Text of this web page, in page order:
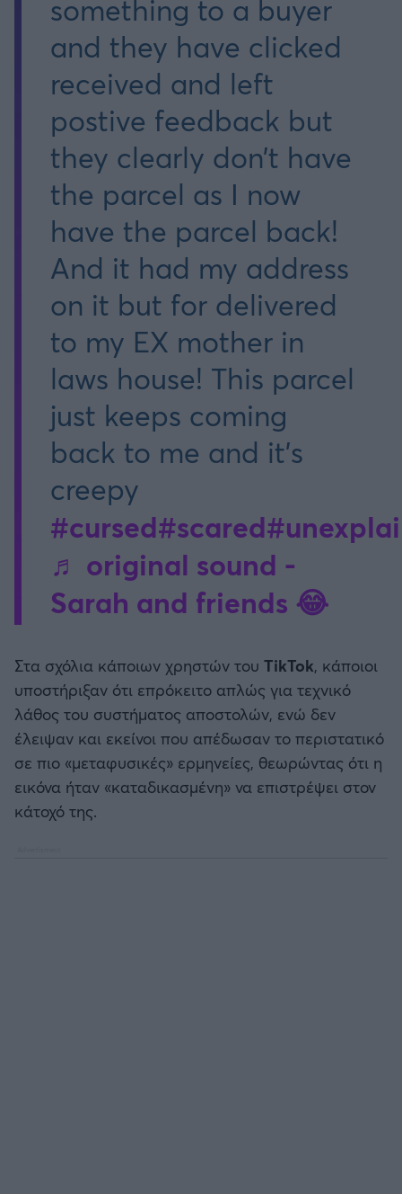
something to a buyer
and they have clicked
received and left
postive feedback but
they clearly don’t have
the parcel as I now
have the parcel back!
And it had my address
on it but for delivered
to my EX mother in
laws house! This parcel
just keeps coming
back to me and it’s
creepy
#cursed#scared
♬ original sound -
Sarah and friends 😂
Στα σχόλια κάποιων χρηστών του TikTok, κάποιοι
υποστήριξαν ότι επρόκειτο απλώς για τεχνικό
λάθος του συστήματος αποστολών, ενώ δεν
έλειψαν και εκείνοι που απέδωσαν το περιστατικό
σε πιο «μεταφυσικές» ερμηνείες, θεωρώντας ότι η
εικόνα ήταν «καταδικασμένη» να επιστρέψει στον
κάτοχό της.